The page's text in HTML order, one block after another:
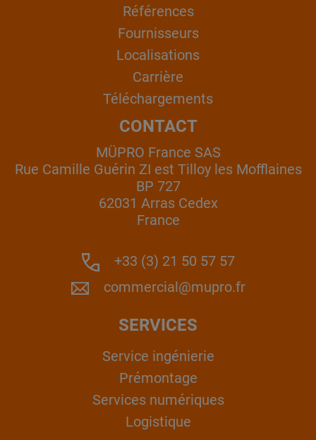
Références
Fournisseurs
Localisations
Carrière
Téléchargements
CONTACT
MÜPRO France SAS
Rue Camille Guérin ZI est Tilloy les Mofflaines
BP 727
62031 Arras Cedex
France
+33 (3) 21 50 57 57
commercial@mupro.fr
SERVICES
Service ingénierie
Prémontage
Services numériques
Logistique